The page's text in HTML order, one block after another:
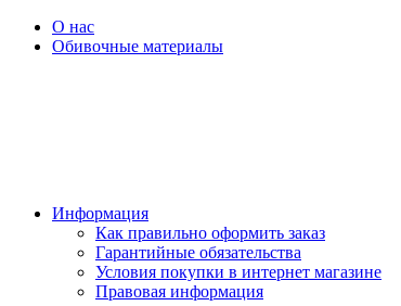
О нас
Обивочные материалы
Информация
Как правильно оформить заказ
Гарантийные обязательства
Условия покупки в интернет магазине
Правовая информация